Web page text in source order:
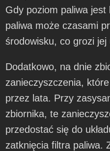
Gdy poziom paliwa
paliwa może czasami
środowisku, co grozi jej
Dodatkowo, na dnie
zanieczyszczenia,
przez lata. Przy
zbiornika, te
przedostać się do
zatknięcia filtra paliwa.